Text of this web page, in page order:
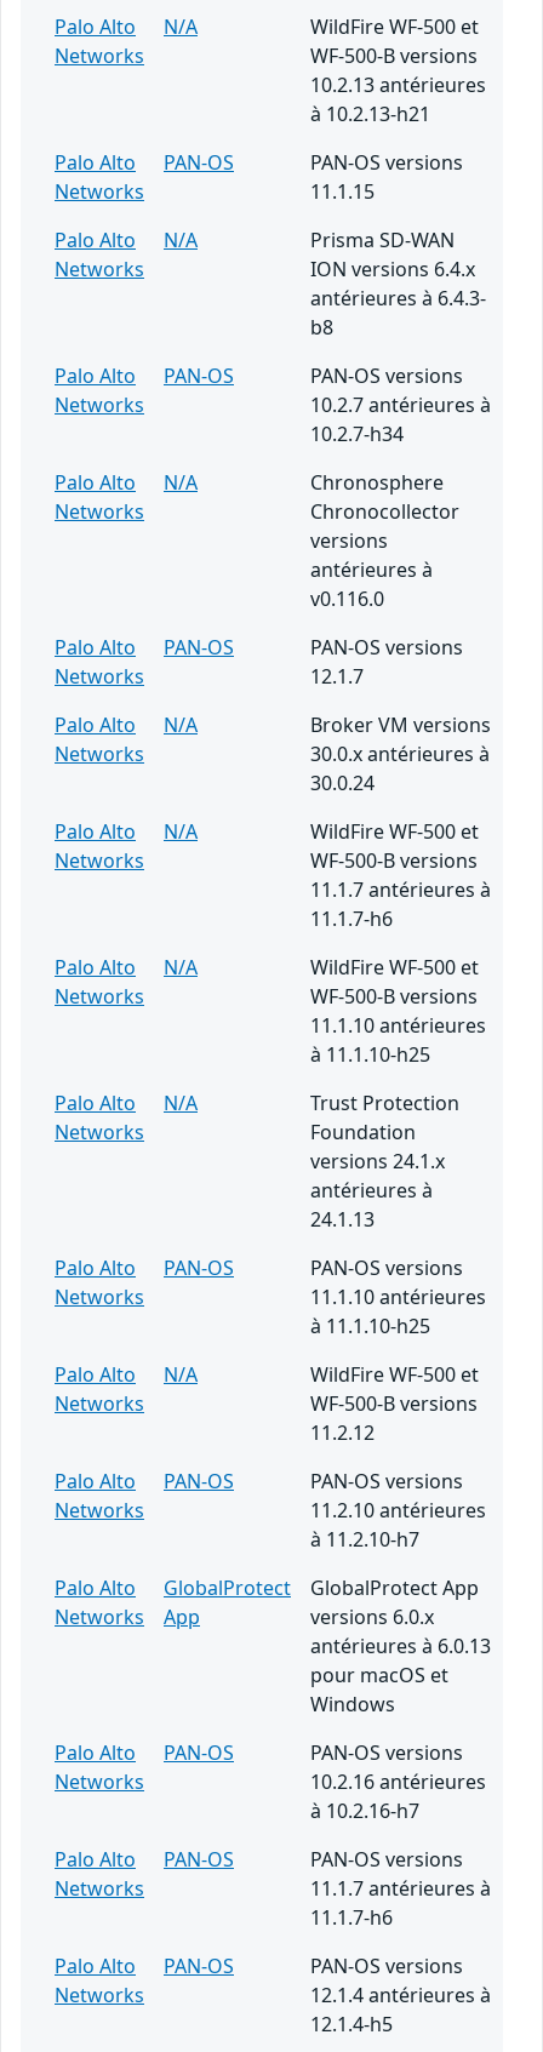
Palo Alto
Networks
N/A
WildFire WF-500 et
WF-500-B versions
10.2.13 antérieures
à 10.2.13-h21
Palo Alto
Networks
PAN-OS
PAN-OS versions
11.1.15
Palo Alto
Networks
N/A
Prisma SD-WAN
ION versions 6.4.x
antérieures à 6.4.3-
b8
Palo Alto
Networks
PAN-OS
PAN-OS versions
10.2.7 antérieures à
10.2.7-h34
Palo Alto
Networks
N/A
Chronosphere
Chronocollector
versions
antérieures à
v0.116.0
Palo Alto
Networks
PAN-OS
PAN-OS versions
12.1.7
Palo Alto
Networks
N/A
Broker VM versions
30.0.x antérieures à
30.0.24
Palo Alto
Networks
N/A
WildFire WF-500 et
WF-500-B versions
11.1.7 antérieures à
11.1.7-h6
Palo Alto
Networks
N/A
WildFire WF-500 et
WF-500-B versions
11.1.10 antérieures
à 11.1.10-h25
Palo Alto
Networks
N/A
Trust Protection
Foundation
versions 24.1.x
antérieures à
24.1.13
Palo Alto
Networks
PAN-OS
PAN-OS versions
11.1.10 antérieures
à 11.1.10-h25
Palo Alto
Networks
N/A
WildFire WF-500 et
WF-500-B versions
11.2.12
Palo Alto
Networks
PAN-OS
PAN-OS versions
11.2.10 antérieures
à 11.2.10-h7
Palo Alto
Networks
GlobalProtect
App
GlobalProtect App
versions 6.0.x
antérieures à 6.0.13
pour macOS et
Windows
Palo Alto
Networks
PAN-OS
PAN-OS versions
10.2.16 antérieures
à 10.2.16-h7
Palo Alto
Networks
PAN-OS
PAN-OS versions
11.1.7 antérieures à
11.1.7-h6
Palo Alto
Networks
PAN-OS
PAN-OS versions
12.1.4 antérieures à
12.1.4-h5